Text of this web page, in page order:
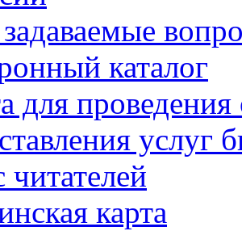
каталог
для проведения
услуг
карта